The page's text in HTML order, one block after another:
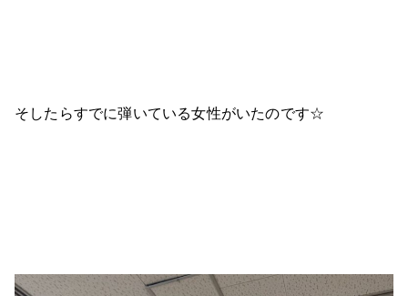
そしたらすでに弾いている女性がいたのです☆